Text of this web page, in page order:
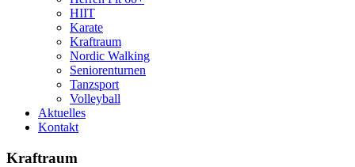
HIIT
Karate
Kraftraum
Nordic Walking
Seniorenturnen
Tanzsport
Volleyball
Aktuelles
Kontakt
Kraftraum